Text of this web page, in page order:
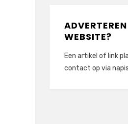
WEBSITE?
Een artikel of link
contact op via